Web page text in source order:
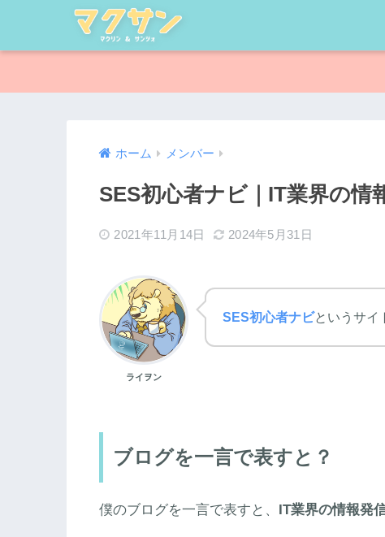
ホーム メンバー
SES初心者ナビ｜IT業界の情
2021年11月14日 2024年5月31日
ライヲン
SES初心者ナビというサイ
ブログを一言で表すと？
僕のブログを一言で表すと、 IT業界の情報発